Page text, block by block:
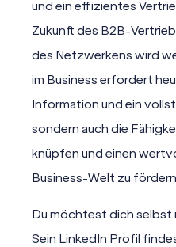
und ein effizientes
Zukunft des B2B-
des Netzwerkens wird
im Business erfordert
Information und ein
sondern auch die
knüpfen und einen
Business-Welt zu
Du möchtest dich selbst
Sein LinkedIn Profil